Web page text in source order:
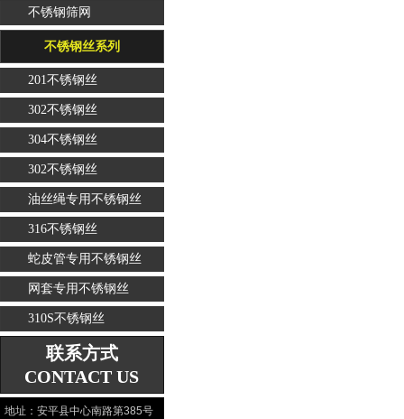
不锈钢筛网
不锈钢丝系列
201不锈钢丝
302不锈钢丝
304不锈钢丝
302不锈钢丝
油丝绳专用不锈钢丝
316不锈钢丝
蛇皮管专用不锈钢丝
网套专用不锈钢丝
310S不锈钢丝
联系方式
CONTACT US
地址：安平县中心南路第385号